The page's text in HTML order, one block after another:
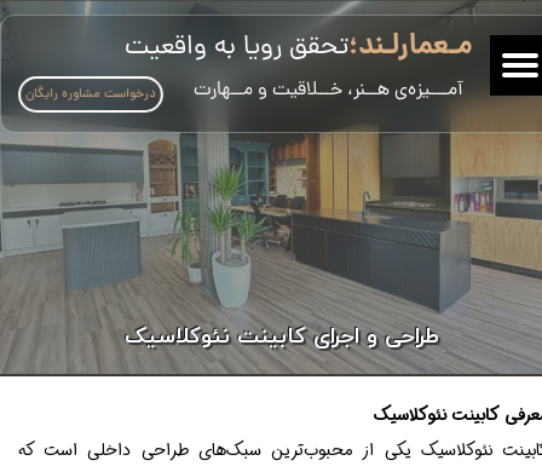
​آمـــیزه‌ی هــنر، خــلاقیت و مــهارت
مـعمارلـند؛تحقق رویا به واقعیت
درخواست مشاوره رایگان
طراحی و اجرای کابینت نئوکلاسیک
کابینت نئوکلاسیک
نئوکلاسیک یکی از محبوب‌ترین سبک‌های طراحی داخلی است که